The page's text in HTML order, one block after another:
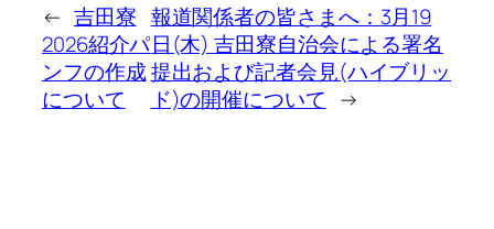
← 吉田寮
2026紹介パ
ンフの作成
について
報道関係者の皆さまへ：3月19
日(木) 吉田寮自治会による署名
提出および記者会見(ハイブリッ
ド)の開催について →